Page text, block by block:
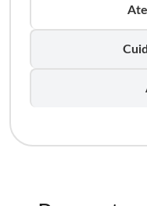
abandonados por
para tener una
personas con un
diagnosticadas
Valladolid también
especialmente
Parquesol,
y funcional con